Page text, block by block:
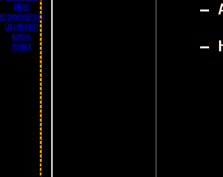
–
–
Library
Recommendations
Geo chronicles
Ranking
Feedback